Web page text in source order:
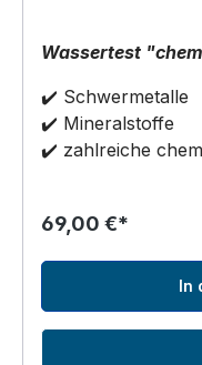
Wassertest
✔️ Schwermetalle
✔️ Mineralstoffe
✔️ zahlreiche
69,00 €*
In